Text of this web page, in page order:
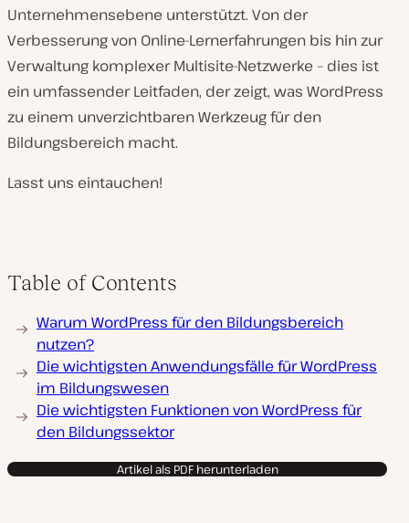
Unternehmensebene unterstützt. Von der
Verbesserung von Online-Lernerfahrungen bis hin zur
Verwaltung komplexer Multisite-Netzwerke – dies ist
ein umfassender Leitfaden, der zeigt, was WordPress
zu einem unverzichtbaren Werkzeug für den
Bildungsbereich macht.
Lasst uns eintauchen!
Table of Contents
Warum WordPress für den Bildungsbereich
nutzen?
Die wichtigsten Anwendungsfälle für WordPress
im Bildungswesen
Die wichtigsten Funktionen von WordPress für
den Bildungssektor
Artikel als PDF herunterladen